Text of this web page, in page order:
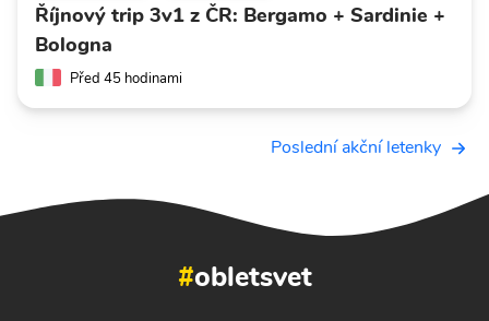
Říjnový trip 3v1 z ČR: Bergamo + Sardinie +
Bologna
Před 45 hodinami
Poslední akční letenky
#obletsvet